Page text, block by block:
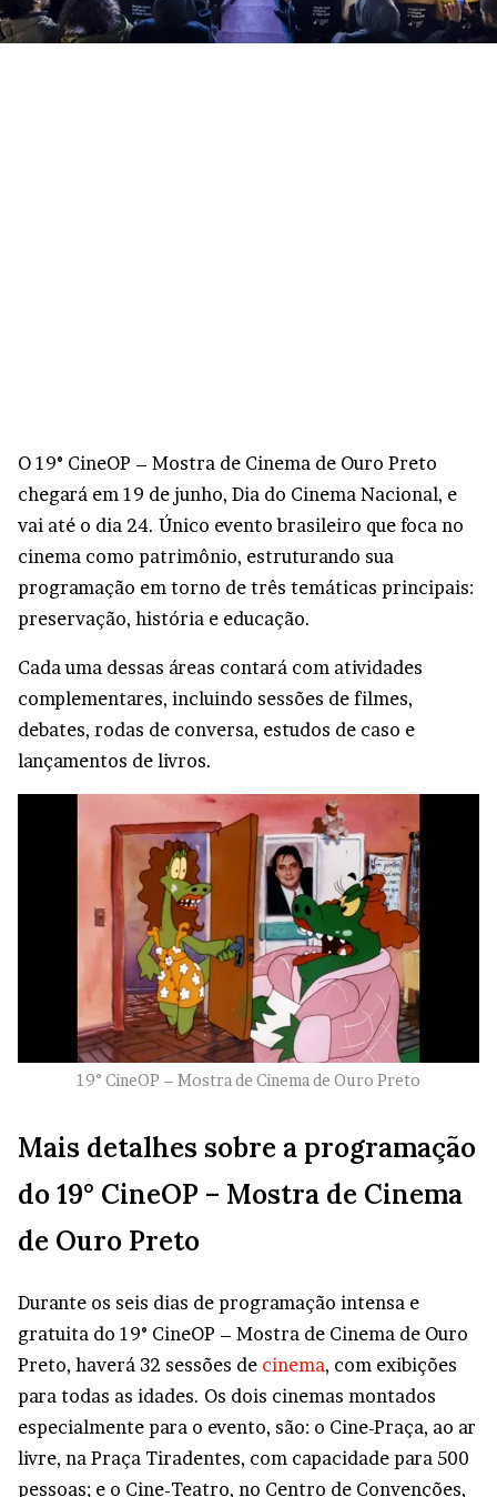
O 19° CineOP – Mostra de Cinema de Ouro Preto
chegará em 19 de junho, Dia do Cinema Nacional, e
vai até o dia 24. Único evento brasileiro que foca no
cinema como patrimônio, estruturando sua
programação em torno de três temáticas principais:
preservação, história e educação.
Cada uma dessas áreas contará com atividades
complementares, incluindo sessões de filmes,
debates, rodas de conversa, estudos de caso e
lançamentos de livros.
19° CineOP – Mostra de Cinema de Ouro Preto
Mais detalhes sobre a programação
do 19° CineOP – Mostra de Cinema
de Ouro Preto
Durante os seis dias de programação intensa e
gratuita do 19° CineOP – Mostra de Cinema de Ouro
Preto, haverá 32 sessões de cinema, com exibições
para todas as idades. Os dois cinemas montados
especialmente para o evento, são: o Cine-Praça, ao ar
livre, na Praça Tiradentes, com capacidade para 500
pessoas; e o Cine-Teatro, no Centro de Convenções,